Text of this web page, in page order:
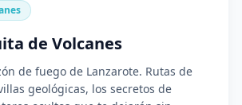
de Volcanes
de fuego de Lanzarote. Rutas de
geológicas, los secretos de